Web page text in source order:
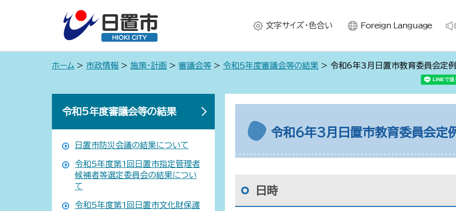
文字サイズ・色合い Foreign Language
ホーム > 市政情報 > 施策・計画 > 審議会等 > 令和5年度審議会等の結果 > 令和6年3月日置市教育委員会定
令和5年度審議会等の結果
日置市防災会議の結果について
令和5年度第1回日置市指定管理者
候補者等選定委員会の結果につい
て
令和5年度第1回日置市文化財保護
令和6年3月日置市教育委員会定
日時